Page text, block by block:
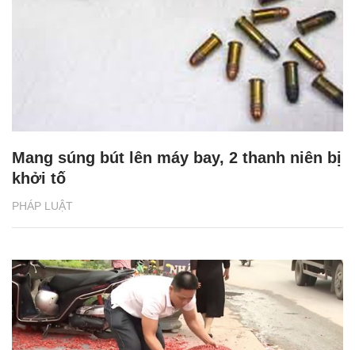
PHÁP LUẬT
Mang súng bút lên máy bay, 2 thanh niên bị
khởi tố